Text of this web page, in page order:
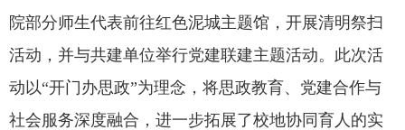
院部分师生代表前往红色泥城主题馆，开展清明祭扫
活动，并与共建单位举行党建联建主题活动。此次活
动以“开门办思政”为理念，将思政教育、党建合作与
社会服务深度融合，进一步拓展了校地协同育人的实